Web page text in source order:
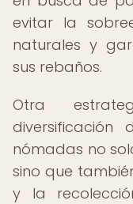
evitar la
naturales y
sus rebaños.
Otra
diversificación
nómadas no
sino que
y la